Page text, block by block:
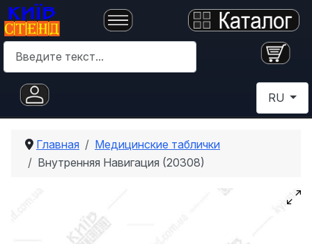
Поиск
RU
Главная
Медицинские таблички
Внутренняя Навигация (20308)